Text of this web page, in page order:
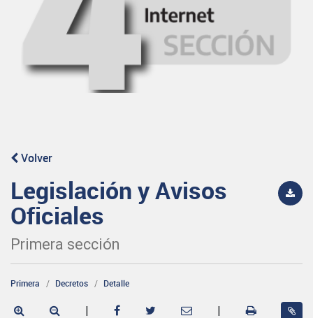
Volver
Legislación y Avisos
Oficiales
Primera sección
Primera Decretos Detalle
| |